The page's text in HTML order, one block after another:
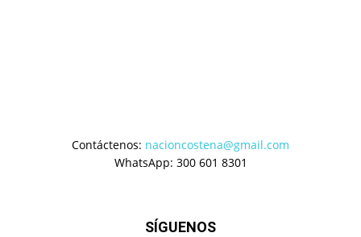
Contáctenos: nacioncostena@gmail.com
WhatsApp: 300 601 8301
SÍGUENOS